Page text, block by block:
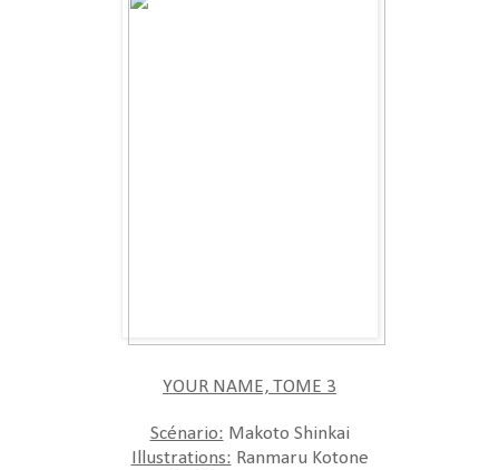
YOUR NAME, TOME 3
Scénario: Makoto Shinkai
Illustrations: Ranmaru Kotone